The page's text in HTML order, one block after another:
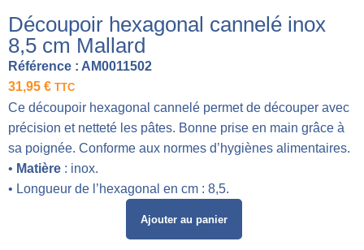
Découpoir hexagonal cannelé inox
8,5 cm Mallard
Référence : AM0011502
31,95 € TTC
Ce découpoir hexagonal cannelé permet de découper avec
précision et netteté les pâtes. Bonne prise en main grâce à
sa poignée. Conforme aux normes d’hygiènes alimentaires.
• Matière : inox.
• Longueur de l’hexagonal en cm : 8,5.
Ajouter au panier